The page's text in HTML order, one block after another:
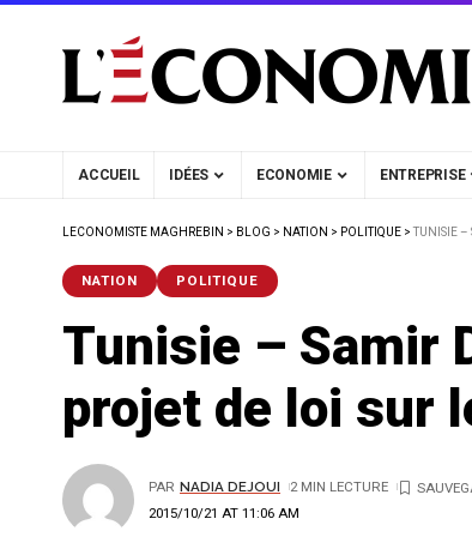
ACCUEIL IDÉES ECONOMIE ENTREPRISE
LECONOMISTE MAGHREBIN > BLOG > NATION > POLITIQUE >TUNISIE –
NATION POLITIQUE
Tunisie – Samir
projet de loi sur
2015/10/21 AT 11:06 AM
PAR NADIA DEJOUI 2 MIN LECTURE